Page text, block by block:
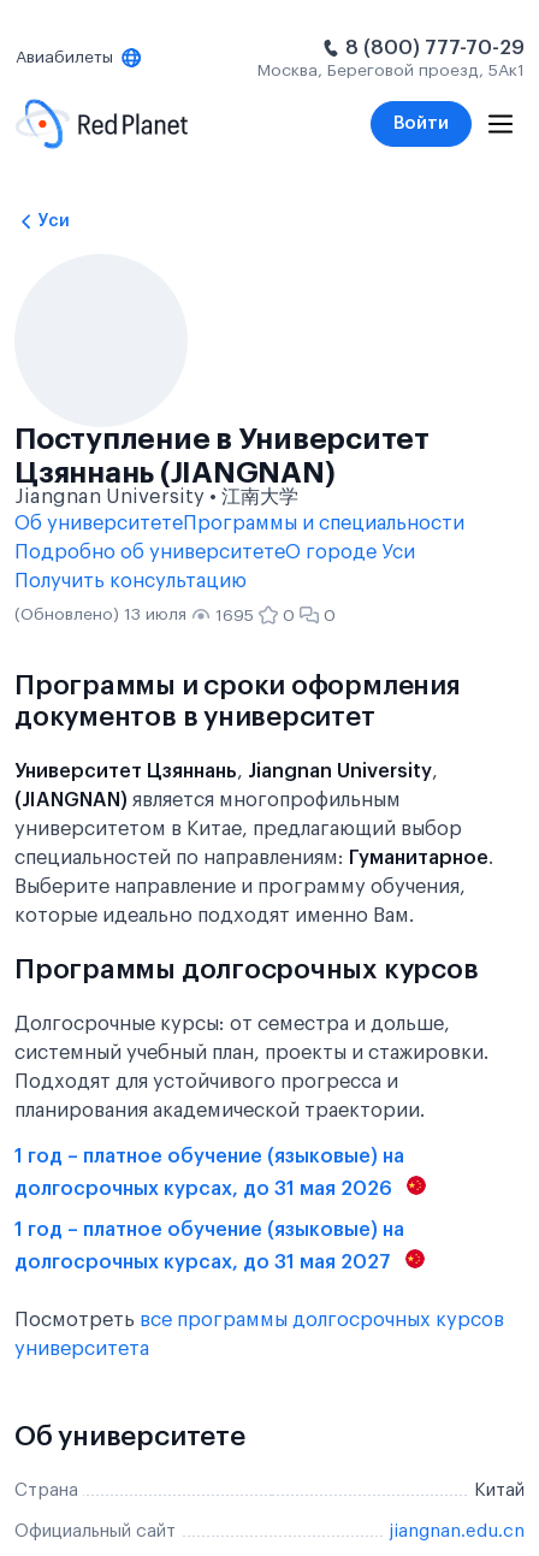
Авиабилеты 8 (800) 777-70-29
Москва, Береговой проезд, 5Ак1
Войти
Уси
Поступление в Университет
Цзяннань (JIANGNAN)
Jiangnan University • 江南大学
Об университетеПрограммы и специальности
Подробно об университетеО городе Уси
Получить консультацию
(Обновлено) 13 июля 1695 0 0
Программы и сроки оформления
документов в университет
Университет Цзяннань, Jiangnan University,
(JIANGNAN) является многопрофильным
университетом в Китае, предлагающий выбор
специальностей по направлениям: Гуманитарное.
Выберите направление и программу обучения,
которые идеально подходят именно Вам.
Программы долгосрочных курсов
Долгосрочные курсы: от семестра и дольше,
системный учебный план, проекты и стажировки.
Подходят для устойчивого прогресса и
планирования академической траектории.
1 год – платное обучение (языковые) на
долгосрочных курсах, до 31 мая 2026
1 год – платное обучение (языковые) на
долгосрочных курсах, до 31 мая 2027
Посмотреть все программы долгосрочных курсов
университета
Об университете
Страна Китай
Официальный сайт jiangnan.edu.cn